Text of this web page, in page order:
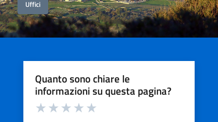
Uffici
Quanto sono chiare le
informazioni su questa pagina?
Valuta da 1 a 5 stelle la pagina